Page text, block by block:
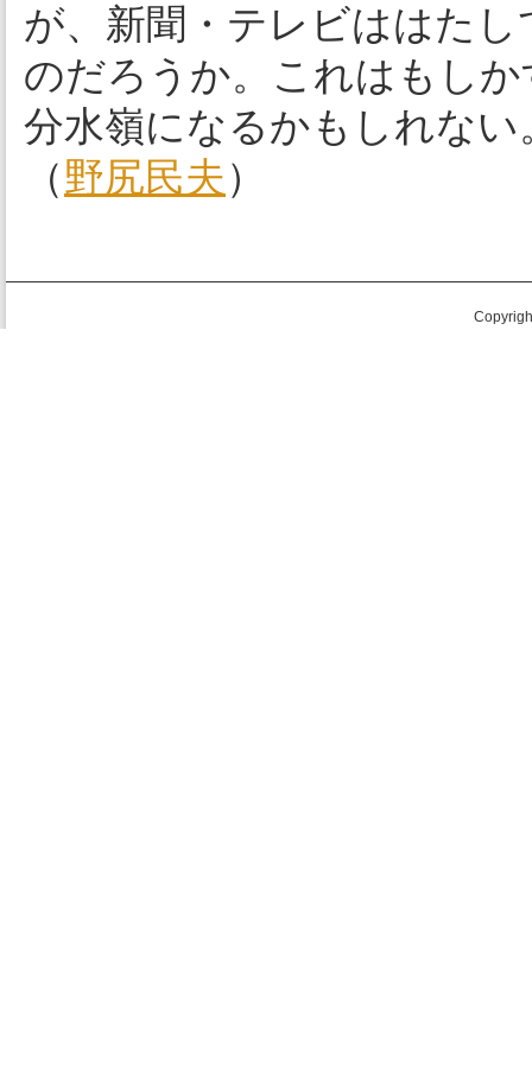
が、新聞・テレビははた
のだろうか。これはもし
分水嶺になるかもしれない
（野尻民夫）